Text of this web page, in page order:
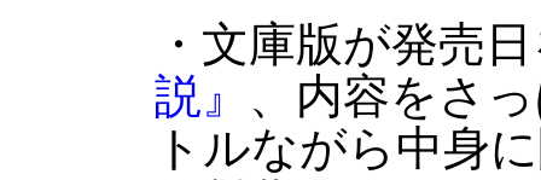
・文庫版が発売
説』 、内容をさ
トルながら中身